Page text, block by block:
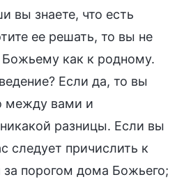
вы знаете, что есть
ее решать, то вы не
Божьему как к родному.
Если да, то вы
между вами и
разницы. Если вы
следует причислить к
за порогом дома Божьего;